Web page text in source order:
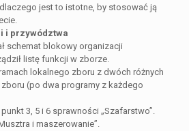
jest to istotne, by stosować ją
i przywództwa
schemat blokowy organizacji
listę funkcji w zborze.
lokalnego zboru z dwóch różnych
(po dwa programy z każdego
punkt 3, 5 i 6 sprawności „Szafarstwo”.
i maszerowanie”.